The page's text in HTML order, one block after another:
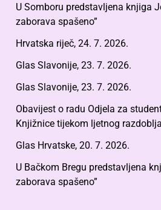
U Somboru predstavljena knjiga
zaborava spašeno”
Hrvatska riječ, 24. 7. 2026.
Glas Slavonije, 23. 7. 2026.
Glas Slavonije, 23. 7. 2026.
Obavijest o radu Odjela za
Knjižnice tijekom ljetnog razdoblja
Glas Hrvatske, 20. 7. 2026.
U Bačkom Bregu predstavljena
zaborava spašeno”